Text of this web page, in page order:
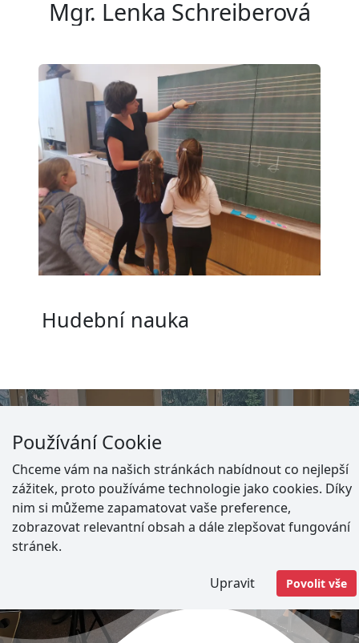
Mgr. Lenka Schreiberová
Hudební nauka
Adresa
Vratimov -Masarykovo náměstí 192
Paskov -
Nádražní 573
E-mail
Používání Cookie
Chceme vám na našich stránkách nabídnout co nejlepší
zážitek, proto používáme technologie jako cookies. Díky
nim si můžeme zapamatovat vaše preference,
zobrazovat relevantní obsah a dále zlepšovat fungování
stránek.
Upravit Povolit vše